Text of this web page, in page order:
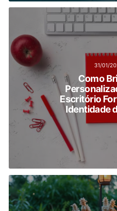
31/01/
Como
Escritório
Identidade